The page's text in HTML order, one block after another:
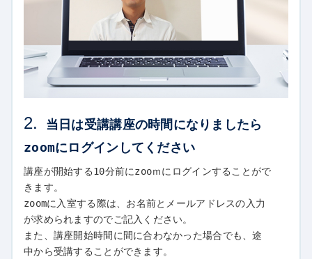
2.
当日は受講講座の時間になりましたら
zoomにログインしてください
講座が開始する10分前にzooｍにログインすることがで
きます。
zoomに入室する際は、お名前とメールアドレスの入力
が求められますのでご記入ください。
また、講座開始時間に間に合わなかった場合でも、途
中から受講することができます。